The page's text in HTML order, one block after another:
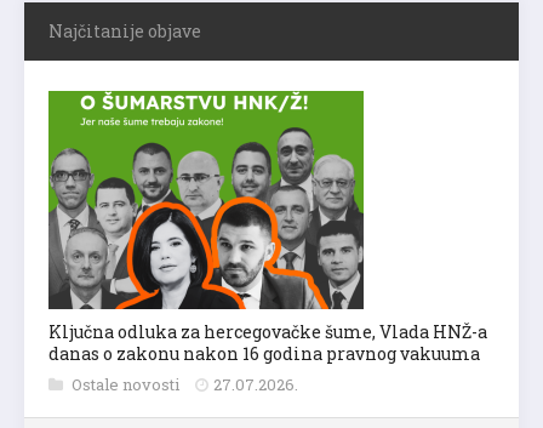
Najčitanije objave
Ključna odluka za hercegovačke šume, Vlada HNŽ-a
danas o zakonu nakon 16 godina pravnog vakuuma
Ostale novosti 27.07.2026.